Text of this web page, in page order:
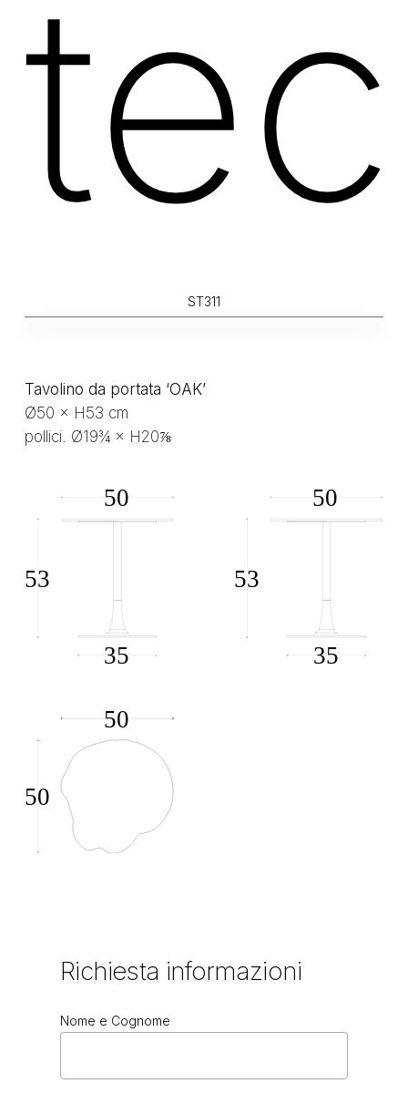
ST311
Tavolino da portata ‘OAK’
Ø50 × H53 cm
pollici. Ø19¾ × H20⅞
Richiesta informazioni
Nome e Cognome